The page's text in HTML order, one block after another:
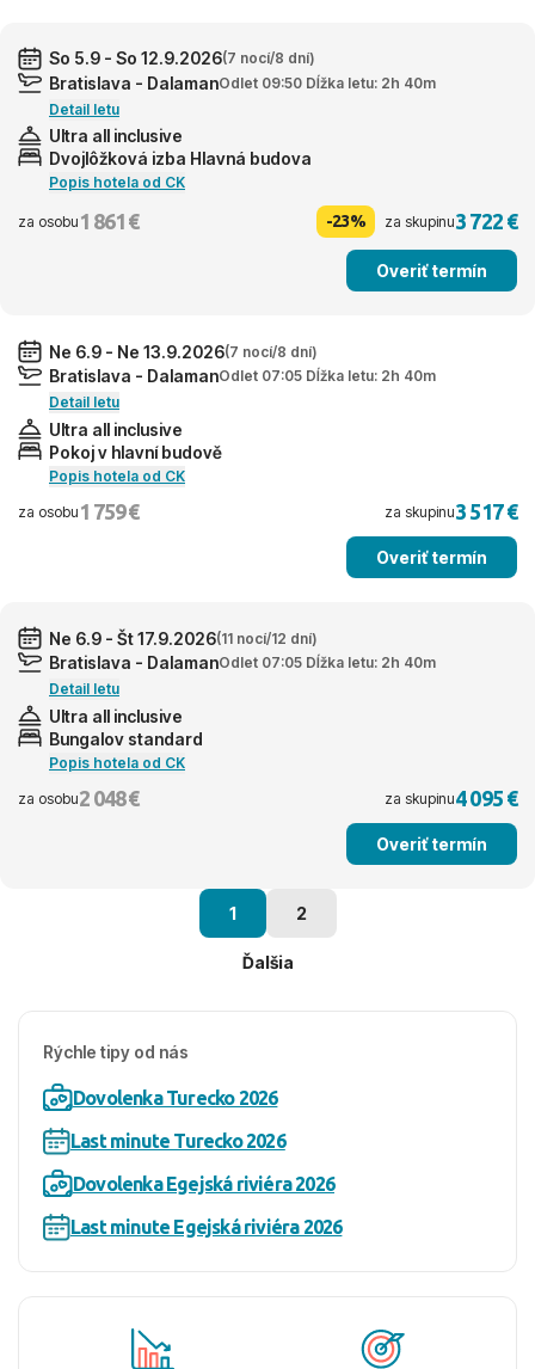
So 5.9 - So 12.9.2026(7 nocí/8 dní)
Bratislava - DalamanOdlet 09:50 Dĺžka letu: 2h 40m
Detail letu
Ultra all inclusive
Dvojlôžková izba Hlavná budova
Popis hotela od CK
za osobu 1 861 € -23% za skupinu3 722 €
Overiť termín
Ne 6.9 - Ne 13.9.2026(7 nocí/8 dní)
Bratislava - DalamanOdlet 07:05 Dĺžka letu: 2h 40m
Detail letu
Ultra all inclusive
Pokoj v hlavní budově
Popis hotela od CK
za osobu 1 759 € za skupinu3 517 €
Overiť termín
Ne 6.9 - Št 17.9.2026(11 nocí/12 dní)
Bratislava - DalamanOdlet 07:05 Dĺžka letu: 2h 40m
Detail letu
Ultra all inclusive
Bungalov standard
Popis hotela od CK
za osobu2 048 € za skupinu4 095 €
Overiť termín
1 2
Ďalšia
Rýchle tipy od nás
Dovolenka Turecko 2026
Last minute Turecko 2026
Dovolenka Egejská riviéra 2026
Last minute Egejská riviéra 2026